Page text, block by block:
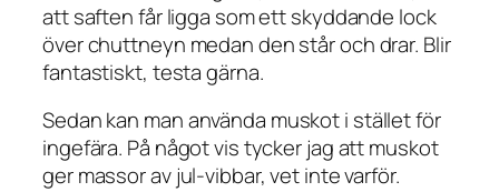
att saften får ligga som ett skyddande lock
över chuttneyn medan den står och drar. Blir
fantastiskt, testa gärna.
Sedan kan man använda muskot i stället för
ingefära. På något vis tycker jag att muskot
ger massor av jul-vibbar, vet inte varför.